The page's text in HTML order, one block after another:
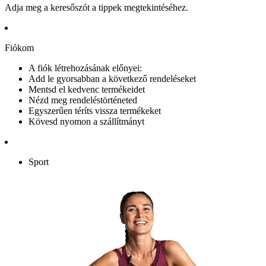
Adja meg a keresőszót a tippek megtekintéséhez.
Fiókom
A fiók létrehozásának előnyei:
Add le gyorsabban a következő rendeléseket
Mentsd el kedvenc termékeidet
Nézd meg rendeléstörténeted
Egyszerűen téríts vissza termékeket
Kövesd nyomon a szállítmányt
Sport